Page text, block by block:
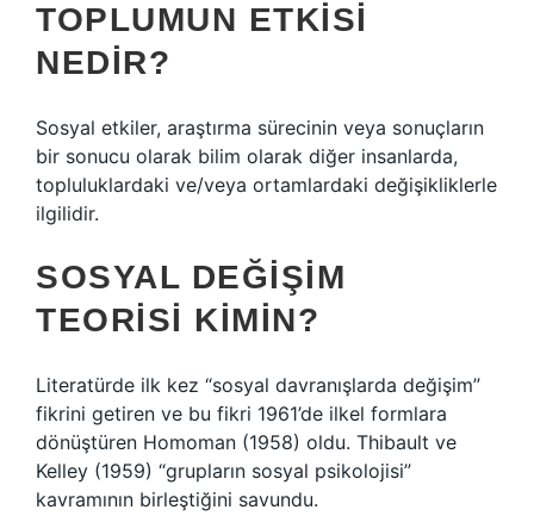
TOPLUMUN ETKISI
NEDIR?
Sosyal etkiler, araştırma sürecinin veya sonuçların
bir sonucu olarak bilim olarak diğer insanlarda,
topluluklardaki ve/veya ortamlardaki değişikliklerle
ilgilidir.
SOSYAL DEĞIŞIM
TEORISI KIMIN?
Literatürde ilk kez “sosyal davranışlarda değişim”
fikrini getiren ve bu fikri 1961’de ilkel formlara
dönüştüren Homoman (1958) oldu. Thibault ve
Kelley (1959) “grupların sosyal psikolojisi”
kavramının birleştiğini savundu.